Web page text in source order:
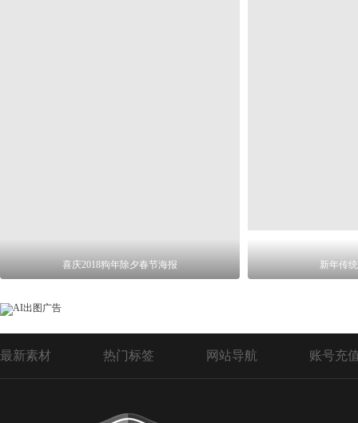
喜庆2018狗年除夕春节海报 新年传
最新素材 热门标签 网站导航 账号充